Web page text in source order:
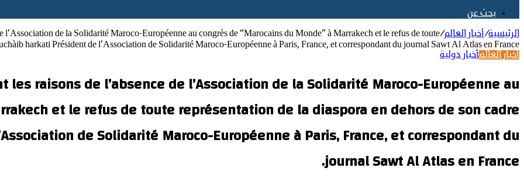
بحث عن
الرئيسية/أخبار العالم/
de la Solidarité Maroco-Européenne au congrès de “Marocains du Monde” à Marrakech et le refus de toute
harkati Président de l’Association de Solidarité Maroco-Européenne à Paris, France, et correspondant du journal Sawt Al Atlas en France.
أخبار العالمأخبار دولية
raisons de l’absence de l’Association de la Solidarité Maroco-Européenne au
et le refus de toute représentation de la diaspora en dehors de son cadre
de Solidarité Maroco-Européenne à Paris, France, et correspondant du
journal Sawt Al Atlas en France.